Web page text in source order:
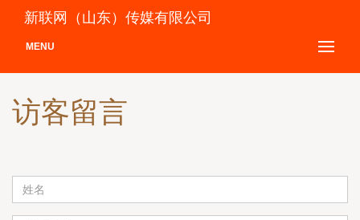
新联网（山东）传媒有限公司
MENU
访客留言